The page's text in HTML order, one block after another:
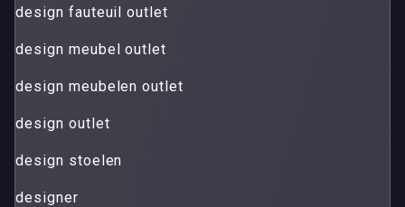
design fauteuil outlet
design meubel outlet
design meubelen outlet
design outlet
design stoelen
designer